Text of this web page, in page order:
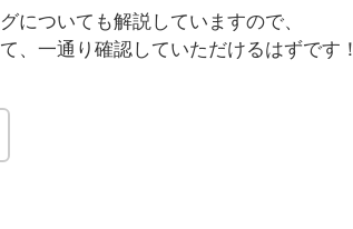
についても解説していますので、
、一通り確認していただけるはずです！